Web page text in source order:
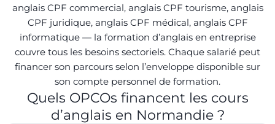
anglais CPF commercial, anglais CPF tourisme, anglais
CPF juridique, anglais CPF médical, anglais CPF
informatique — la formation d’anglais en entreprise
couvre tous les besoins sectoriels. Chaque salarié peut
financer son parcours selon l’enveloppe disponible sur
son compte personnel de formation.
Quels OPCOs financent les cours
d’anglais en Normandie ?